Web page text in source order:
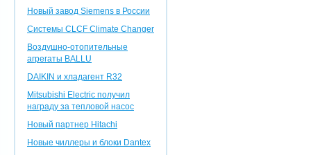
Новый завод Siemens в России
Системы CLCF Climate Changer
Воздушно-отопительные
агрегаты BALLU
DAIKIN и хладагент R32
Mitsubishi Electric получил
награду за тепловой насос
Новый партнер Hitachi
Новые чиллеры и блоки Dantex